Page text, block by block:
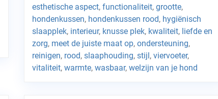
esthetische aspect, functionaliteit, grootte,
hondenkussen, hondenkussen rood, hygiënisch
slaapplek, interieur, knusse plek, kwaliteit, liefde en
zorg, meet de juiste maat op, ondersteuning,
reinigen, rood, slaaphouding, stijl, viervoeter,
vitaliteit, warmte, wasbaar, welzijn van je hond